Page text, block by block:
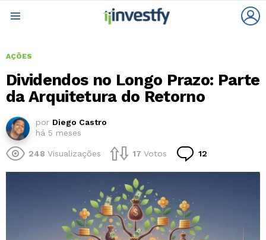
AÇÕES
Dividendos no Longo Prazo: Parte
da Arquitetura do Retorno
por Diego Castro
há 5 meses
248 Visualizações 17 Votos 12